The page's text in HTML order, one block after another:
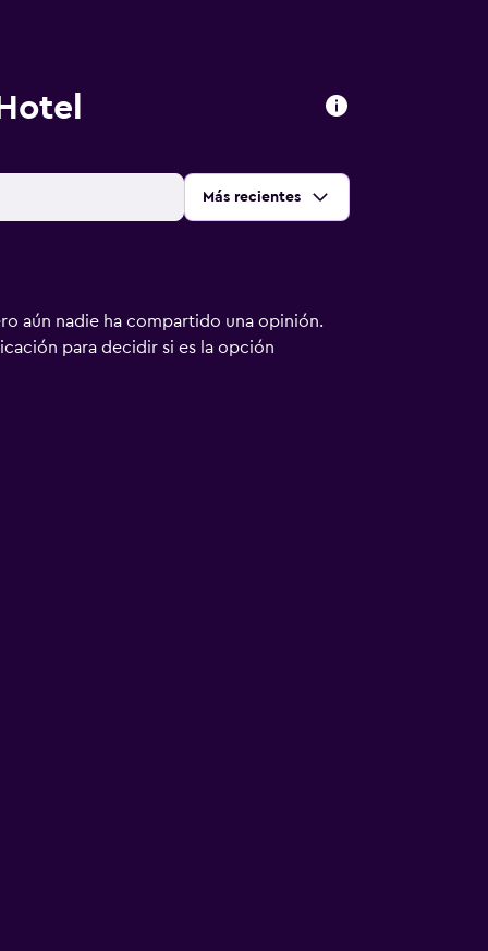
Ordenar por:
Más recientes
aún nadie ha compartido una opinión.
para decidir si es la opción